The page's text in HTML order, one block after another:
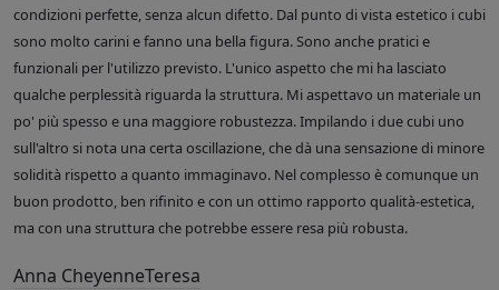
condizioni perfette, senza alcun difetto. Dal punto di vista estetico i cubi
sono molto carini e fanno una bella figura. Sono anche pratici e
funzionali per l'utilizzo previsto. L'unico aspetto che mi ha lasciato
qualche perplessità riguarda la struttura. Mi aspettavo un materiale un
po' più spesso e una maggiore robustezza. Impilando i due cubi uno
sull'altro si nota una certa oscillazione, che dà una sensazione di minore
solidità rispetto a quanto immaginavo. Nel complesso è comunque un
buon prodotto, ben rifinito e con un ottimo rapporto qualità-estetica,
ma con una struttura che potrebbe essere resa più robusta.
Anna CheyenneTeresa